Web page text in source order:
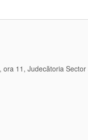
ora 11, Judecătoria